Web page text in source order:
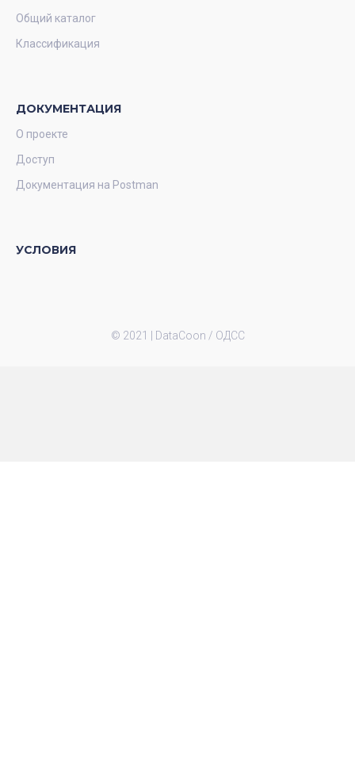
Общий каталог
Классификация
ДОКУМЕНТАЦИЯ
О проекте
Доступ
Документация на Postman
УСЛОВИЯ
© 2021 | DataCoon / ОДСС